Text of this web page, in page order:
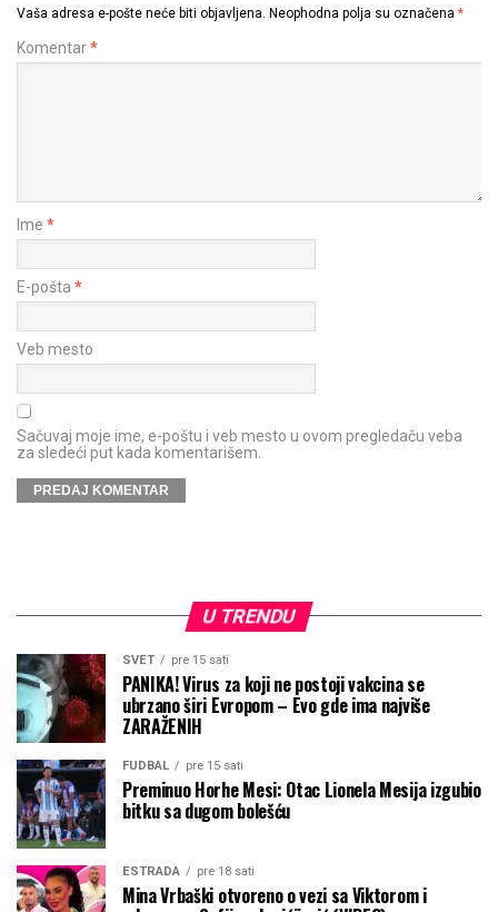
Vaša adresa e-pošte neće biti objavljena. Neophodna polja su označena *
Komentar*
Ime *
E-pošta *
Veb mesto
Sačuvaj moje ime, e-poštu i veb mesto u ovom pregledaču veba
za sledeći put kada komentarišem.
U TRENDU
SVET pre 15 sati
PANIKA! Virus za koji ne postoji vakcina se
ubrzano širi Evropom – Evo gde ima najviše
ZARAŽENIH
FUDBAL pre 15 sati
Preminuo Horhe Mesi: Otac Lionela Mesija izgubio
bitku sa dugom bolešću
ESTRADA pre 18 sati
Mina Vrbaški otvoreno o vezi sa Viktorom i